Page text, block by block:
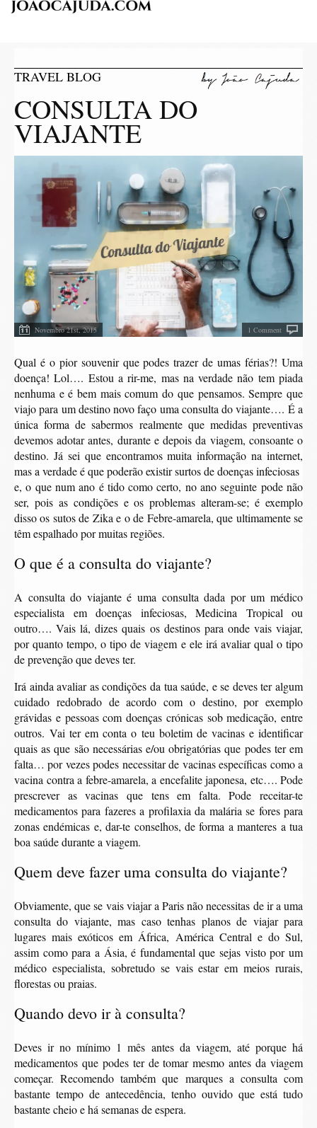
TRAVEL BLOG
CONSULTA DO
VIAJANTE
Novembro 21st, 2015 1 Comment
Qual é o pior souvenir que podes trazer de umas férias?! Uma
doença! Lol…. Estou a rir-me, mas na verdade não tem piada
nenhuma e é bem mais comum do que pensamos. Sempre que
viajo para um destino novo faço uma consulta do viajante…. É a
única forma de sabermos realmente que medidas preventivas
devemos adotar antes, durante e depois da viagem, consoante o
destino. Já sei que encontramos muita informação na internet,
mas a verdade é que poderão existir surtos de doenças infeciosas
e, o que num ano é tido como certo, no ano seguinte pode não
ser, pois as condições e os problemas alteram-se; é exemplo
disso os sutos de Zika e o de Febre-amarela, que ultimamente se
têm espalhado por muitas regiões.
O que é a consulta do viajante?
A consulta do viajante é uma consulta dada por um médico
especialista em doenças infeciosas, Medicina Tropical ou
outro…. Vais lá, dizes quais os destinos para onde vais viajar,
por quanto tempo, o tipo de viagem e ele irá avaliar qual o tipo
de prevenção que deves ter.
Irá ainda avaliar as condições da tua saúde, e se deves ter algum
cuidado redobrado de acordo com o destino, por exemplo
grávidas e pessoas com doenças crónicas sob medicação, entre
outros. Vai ter em conta o teu boletim de vacinas e identificar
quais as que são necessárias e/ou obrigatórias que podes ter em
falta… por vezes podes necessitar de vacinas específicas como a
vacina contra a febre-amarela, a encefalite japonesa, etc…. Pode
prescrever as vacinas que tens em falta. Pode receitar-te
medicamentos para fazeres a profilaxia da malária se fores para
zonas endémicas e, dar-te conselhos, de forma a manteres a tua
boa saúde durante a viagem.
Quem deve fazer uma consulta do viajante?
Obviamente, que se vais viajar a Paris não necessitas de ir a uma
consulta do viajante, mas caso tenhas planos de viajar para
lugares mais exóticos em África, América Central e do Sul,
assim como para a Ásia, é fundamental que sejas visto por um
médico especialista, sobretudo se vais estar em meios rurais,
florestas ou praias.
Quando devo ir à consulta?
Deves ir no mínimo 1 mês antes da viagem, até porque há
medicamentos que podes ter de tomar mesmo antes da viagem
começar. Recomendo também que marques a consulta com
bastante tempo de antecedência, tenho ouvido que está tudo
bastante cheio e há semanas de espera.